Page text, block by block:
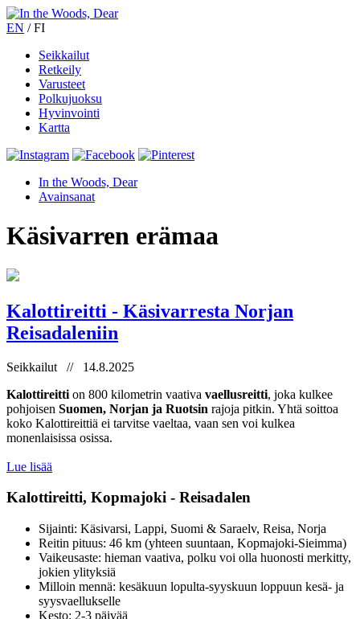
EN /FI
Seikkailut
Retkeily
Varusteet
Polkujuoksu
Hyvinvointi
Kartta
In the Woods, Dear
Avainsanat
Käsivarren erämaa
Kalottireitti - Käsivarresta Norjan
Reisadaleniin
Seikkailut // 14.8.2025
Kalottireitti on 800 kilometrin vaativa vaellusreitti, joka kulkee
pohjoisen Suomen, Norjan ja Ruotsin rajoja pitkin. Yhtä soittoa
koko Kalottireittiä ei tarvitse vaeltaa, vaan sen voi kulkea
monenlaisissa osissa.
Lue lisää
Kalottireitti, Kopmajoki - Reisadalen
Sijainti: Käsivarsi, Lappi, Suomi & Saraelv, Reisa, Norja
Reitin pituus: 46 km (yhteen suuntaan, Kopmajoki-Sieimma)
Vaikeusaste: hieman vaativa, polku voi olla huonosti merkitty,
jokien ylityksiä
Milloin mennä: kesäkuun lopulta-syyskuun loppuun kesä- ja
syysvaellukselle
Kesto: 2-3 päivää